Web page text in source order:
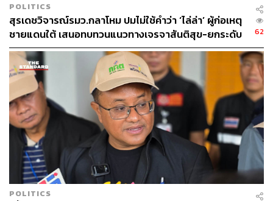
POLITICS
สุรเดชวิจารณ์รมว.กลาโหม ปมไม่ใช้คำว่า ‘ไล่ล่า’ ผู้ก่อเหตุ
ชายแดนใต้ เสนอทบทวนแนวทางเจรจาสันติสุข-ยกระดับ
มาตรการชายแดน
62
POLITICS